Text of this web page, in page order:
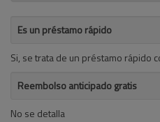
Es un préstamo rápido
Si, se trata de un préstamo rápido
Reembolso anticipado gratis
No se detalla